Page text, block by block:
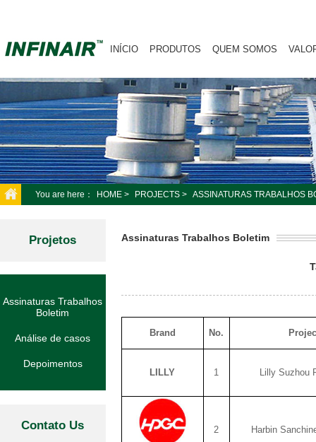
INÍCIO PRODUTOS QUEM SOMOS
You are here： HOME > PROJECTS > ASSINATURAS TRABALHOS
Projetos
Assinaturas Trabalhos
Boletim
Análise de casos
Depoimentos
Contato Us
Assinaturas Trabalhos Boletim
Brand No.
LILLY 1 Lilly Suzhou
2 Harbin